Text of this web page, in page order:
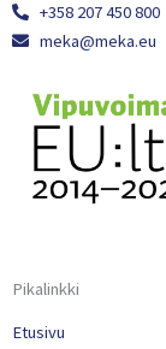
+358 207 450 800
meka@meka.eu
Pikalinkki
Etusivu